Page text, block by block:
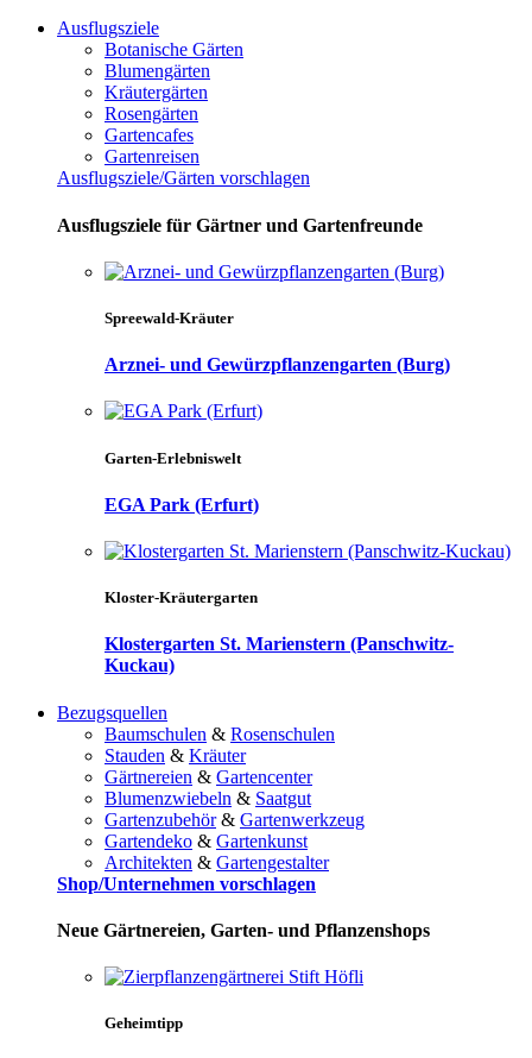
Ausflugsziele
Botanische Gärten
Blumengärten
Kräutergärten
Rosengärten
Gartencafes
Gartenreisen
Ausflugsziele/Gärten vorschlagen
Ausflugsziele für Gärtner und Gartenfreunde
Spreewald-Kräuter
Arznei- und Gewürzpflanzengarten (Burg)
Garten-Erlebniswelt
EGA Park (Erfurt)
Kloster-Kräutergarten
Klostergarten St. Marienstern (Panschwitz-
Kuckau)
Bezugsquellen
Baumschulen & Rosenschulen
Stauden & Kräuter
Gärtnereien & Gartencenter
Blumenzwiebeln & Saatgut
Gartenzubehör& Gartenwerkzeug
Gartendeko & Gartenkunst
Architekten & Gartengestalter
Shop/Unternehmen vorschlagen
Neue Gärtnereien, Garten- und Pflanzenshops
Geheimtipp